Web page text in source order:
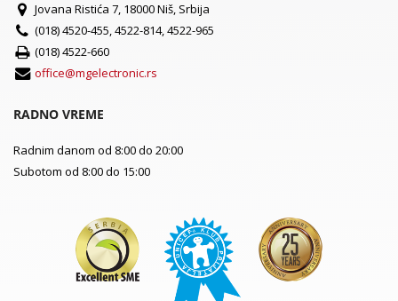
Jovana Ristića 7, 18000 Niš, Srbija
(018) 4520-455, 4522-814, 4522-965
(018) 4522-660
office@mgelectronic.rs
RADNO VREME
Radnim danom od 8:00 do 20:00
Subotom od 8:00 do 15:00